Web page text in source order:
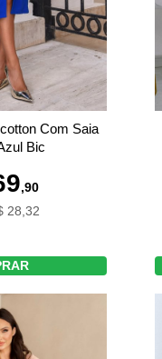
Com Saia
Bic
,90
28,32